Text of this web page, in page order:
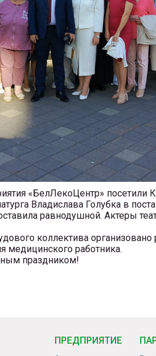
«БелЛекоЦентр» посетили
Владислава Голубка в
равнодушной. Актеры
коллектива
медицинского работника.
праздником!
ПРЕДПРИЯТИЕ